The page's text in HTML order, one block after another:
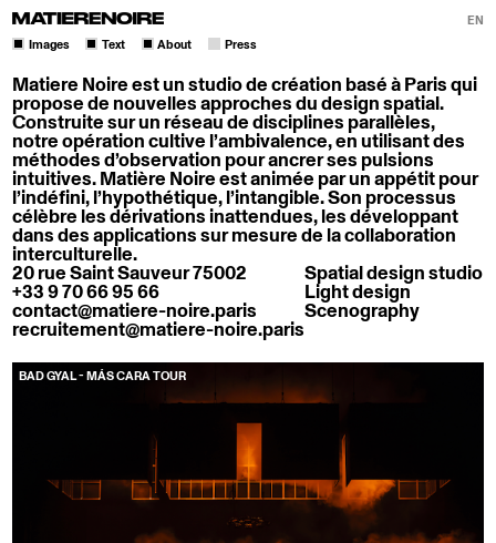
Images Text About Press
EN
Matiere Noire est un studio de création basé à Paris qui
propose de nouvelles approches du design spatial.
Construite sur un réseau de disciplines parallèles,
notre opération cultive l’ambivalence, en utilisant des
méthodes d’observation pour ancrer ses pulsions
intuitives. Matière Noire est animée par un appétit pour
l’indéfini, l’hypothétique, l’intangible. Son processus
célèbre les dérivations inattendues, les développant
dans des applications sur mesure de la collaboration
interculturelle.
20 rue Saint Sauveur 75002
+33 9 70 66 95 66
contact@matiere-noire.paris
recruitement@matiere-noire.paris
Spatial design studio
Light design
Scenography
BAD GYAL - MÁS CARA TOUR